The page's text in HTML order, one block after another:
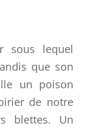
sous lequel
que son
un poison
de notre
blettes. Un